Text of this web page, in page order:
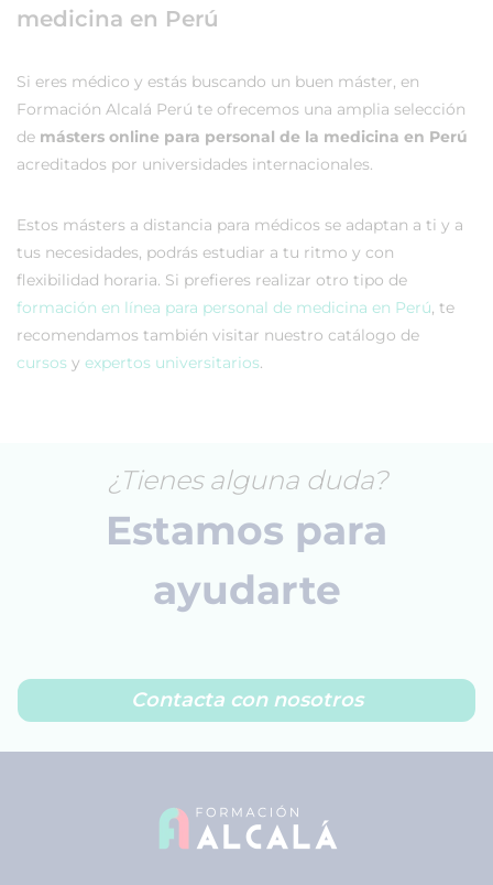
medicina en Perú
Si eres médico y estás buscando un buen máster, en
Formación Alcalá Perú te ofrecemos una amplia selección
de másters online para personal de la medicina en Perú
acreditados por universidades internacionales.
Estos másters a distancia para médicos se adaptan a ti y a
tus necesidades, podrás estudiar a tu ritmo y con
flexibilidad horaria. Si prefieres realizar otro tipo de
formación en línea para personal de medicina en Perú, te
recomendamos también visitar nuestro catálogo de
cursos y expertos universitarios.
¿Tienes alguna duda?
Estamos para
ayudarte
Contacta con nosotros